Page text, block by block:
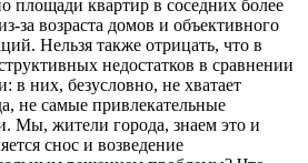
площади квартир в соседних более
за возраста домов и объективного
Нельзя также отрицать, что в
недостатков в сравнении
в них, безусловно, не хватает
не самые привлекательные
Мы, жители города, знаем это и
снос и возведение